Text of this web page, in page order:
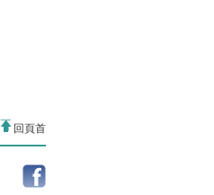
回頁首